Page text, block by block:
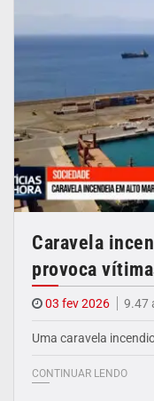
Caravela
provoca
03 fev 2026 9.47
Uma caravela
CONTINUAR LENDO